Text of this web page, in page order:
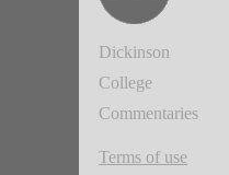
Dickinson
College
Commentaries
Terms of use